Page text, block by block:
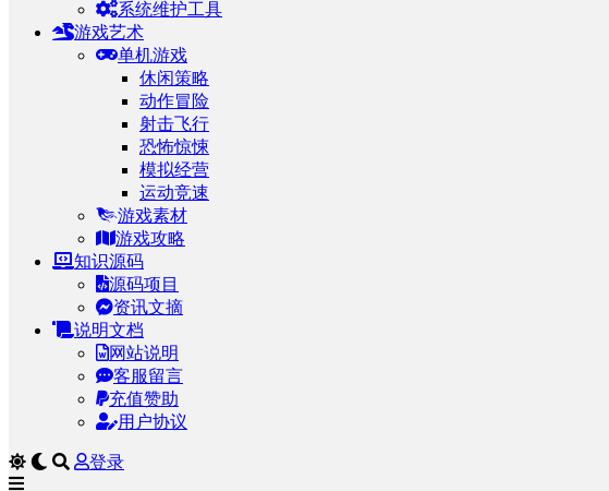
系统维护工具
游戏艺术
单机游戏
休闲策略
动作冒险
射击飞行
恐怖惊悚
模拟经营
运动竞速
游戏素材
游戏攻略
知识源码
源码项目
资讯文摘
说明文档
网站说明
客服留言
充值赞助
用户协议
登录